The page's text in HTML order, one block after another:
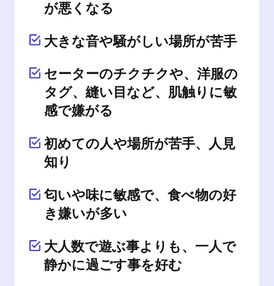
が悪くなる
大きな音や騒がしい場所が苦手
セーターのチクチクや、洋服の
タグ、縫い目など、肌触りに敏
感で嫌がる
初めての人や場所が苦手、人見
知り
匂いや味に敏感で、食べ物の好
き嫌いが多い
大人数で遊ぶ事よりも、一人で
静かに過ごす事を好む